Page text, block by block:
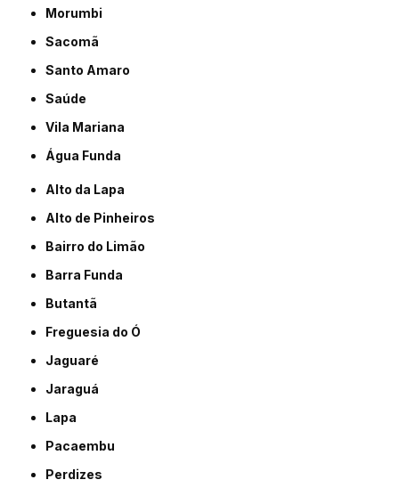
Morumbi
Sacomã
Santo Amaro
Saúde
Vila Mariana
Água Funda
Alto da Lapa
Alto de Pinheiros
Bairro do Limão
Barra Funda
Butantã
Freguesia do Ó
Jaguaré
Jaraguá
Lapa
Pacaembu
Perdizes